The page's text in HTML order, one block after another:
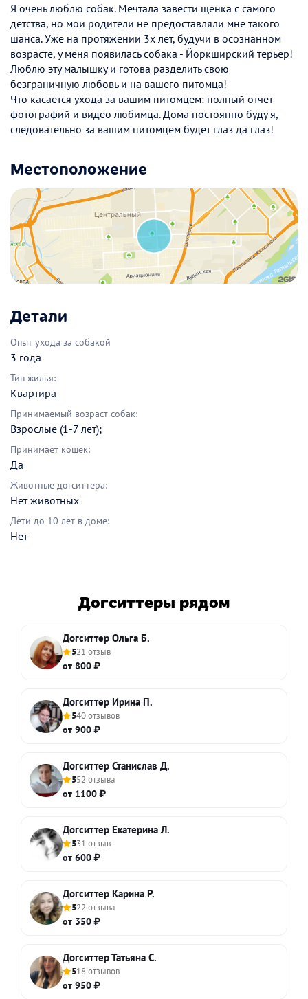
Я очень люблю собак. Мечтала завести щенка с самого
детства, но мои родители не предоставляли мне такого
шанса. Уже на протяжении 3х лет, будучи в осознанном
возрасте, у меня появилась собака - Йоркширский терьер!
Люблю эту малышку и готова разделить свою
безграничную любовь и на вашего питомца!
Что касается ухода за вашим питомцем: полный отчет
фотографий и видео любимца. Дома постоянно буду я,
следовательно за вашим питомцем будет глаз да глаз!
Местоположение
Детали
Опыт ухода за собакой
3 года
Тип жилья:
Квартира
Принимаемый возраст собак:
Взрослые (1-7 лет);
Принимает кошек:
Да
Животные догситтера:
Нет животных
Дети до 10 лет в доме:
Нет
Догситтеры рядом
Догситтер Ольга Б.
521 отзыв
от 800 ₽
Догситтер Ирина П.
540 отзывов
от 900 ₽
Догситтер Станислав Д.
552 отзыва
от 1100 ₽
Догситтер Екатерина Л.
531 отзыв
от 600 ₽
Догситтер Карина Р.
522 отзыва
от 350 ₽
Догситтер Татьяна С.
518 отзывов
от 950 ₽